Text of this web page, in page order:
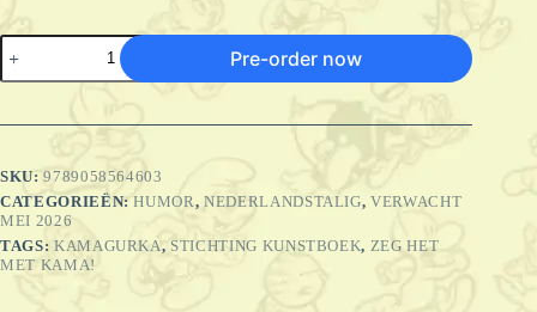
Zeg
het
met
Ik
Graag
Maar...
aantal
Pre-order now
SKU:9789058564603
CATEGORIEËN:HUMOR,NEDERLANDSTALIG,VERWACHT
MEI 2026
TAGS: KAMAGURKA, STICHTING KUNSTBOEK, ZEG HET
MET KAMA!